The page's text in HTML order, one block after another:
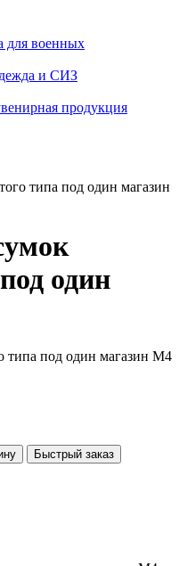
для военных
и СИЗ
продукция
типа под один магазин
один
Быстрый заказ